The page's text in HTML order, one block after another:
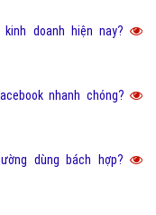
doanh hiện nay?
nhanh chóng?
dùng bách hợp?